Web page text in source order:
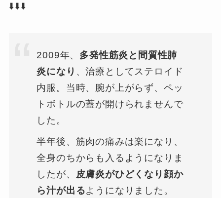
⬇️⬇️⬇️
2009年、 多発性筋炎と間質性肺
炎になり 、治療としてステロイド
内服。当時、腕が上がらず、ペッ
トボトルの蓋が開けられませんで
した。
半年後、筋肉の痛みは楽になり、
全身のちからも入るようになりま
したが、
皮膚炎がひどくなり顔か
ら汁が出るようになりました。